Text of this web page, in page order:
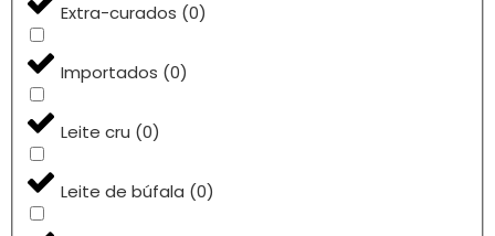
Extra-curados (0)
Importados (0)
Leite cru (0)
Leite de búfala (0)